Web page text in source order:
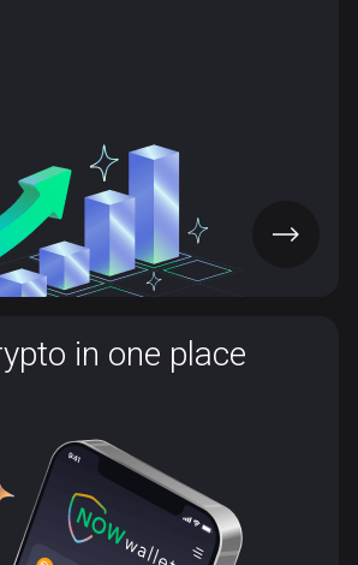
UYGULAMAYI EDİN
in one place
All your crypto in one place
tutulur. Alışveriş, takas, satış ve XTZ
staking — hepsi NOW Wallet ile.